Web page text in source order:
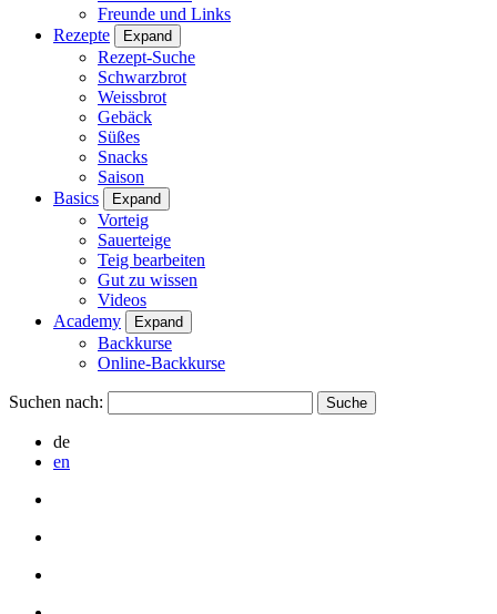
Freunde und Links
Rezepte
Expand
Rezept-Suche
Schwarzbrot
Weissbrot
Gebäck
Süßes
Snacks
Saison
Basics
Expand
Vorteig
Sauerteige
Teig bearbeiten
Gut zu wissen
Videos
Academy
Expand
Backkurse
Online-Backkurse
Suchen nach:
de
en